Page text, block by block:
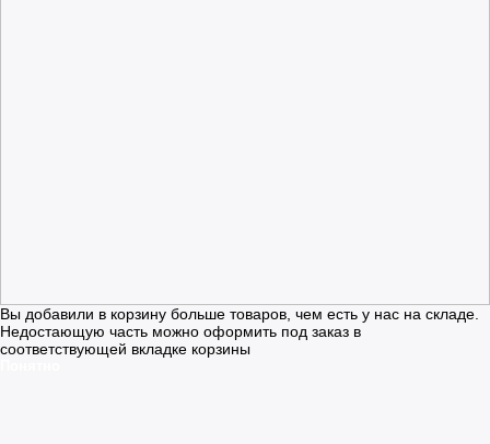
Вы добавили в корзину больше товаров, чем есть у нас на складе.
Недостающую часть можно оформить под заказ в
соответствующей вкладке корзины